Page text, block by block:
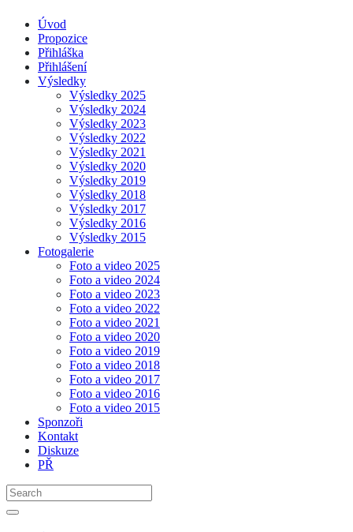
Úvod
Propozice
Přihláška
Přihlášení
Výsledky
Výsledky 2025
Výsledky 2024
Výsledky 2023
Výsledky 2022
Výsledky 2021
Výsledky 2020
Výsledky 2019
Výsledky 2018
Výsledky 2017
Výsledky 2016
Výsledky 2015
Fotogalerie
Foto a video 2025
Foto a video 2024
Foto a video 2023
Foto a video 2022
Foto a video 2021
Foto a video 2020
Foto a video 2019
Foto a video 2018
Foto a video 2017
Foto a video 2016
Foto a video 2015
Sponzoři
Kontakt
Diskuze
PŘ